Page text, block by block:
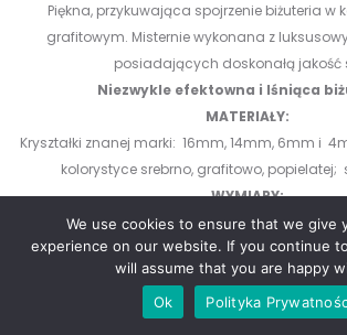
Piękna, przykuwająca spojrzenie biżuteria w
grafitowym. Misternie wykonana z
posiadających doskonałą jakość
Niezwykle efektowna i lśniąca
MATERIAŁY:
Kryształki znanej marki: 16mm, 14mm, 6mm i
kolorystyce srebrno, grafitowo, popielatej;
WYMIARY:
Szerokość bransoletki: 2,6cm.Długość
Długość standardowa bransoletki to 20cm
regulacji 4cm. Pasuje na nadgarstek o
DODATKOWO OFERUJEMY:
We use cookies to ensure that we give
experience on our website. If you continue
will assume that you are happy
Ok
Polityka